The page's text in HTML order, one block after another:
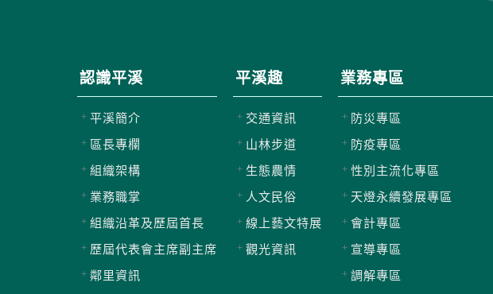
認識平溪
平溪簡介
區長專欄
組織架構
業務職掌
組織沿革及歷屆首長
歷屆代表會主席副主席
鄰里資訊
平溪趣
交通資訊
山林步道
生態農情
人文民俗
線上藝文特展
觀光資訊
業務專區
防災專區
防疫專區
性別主流化專區
天燈永續發展專區
會計專區
宣導專區
調解專區